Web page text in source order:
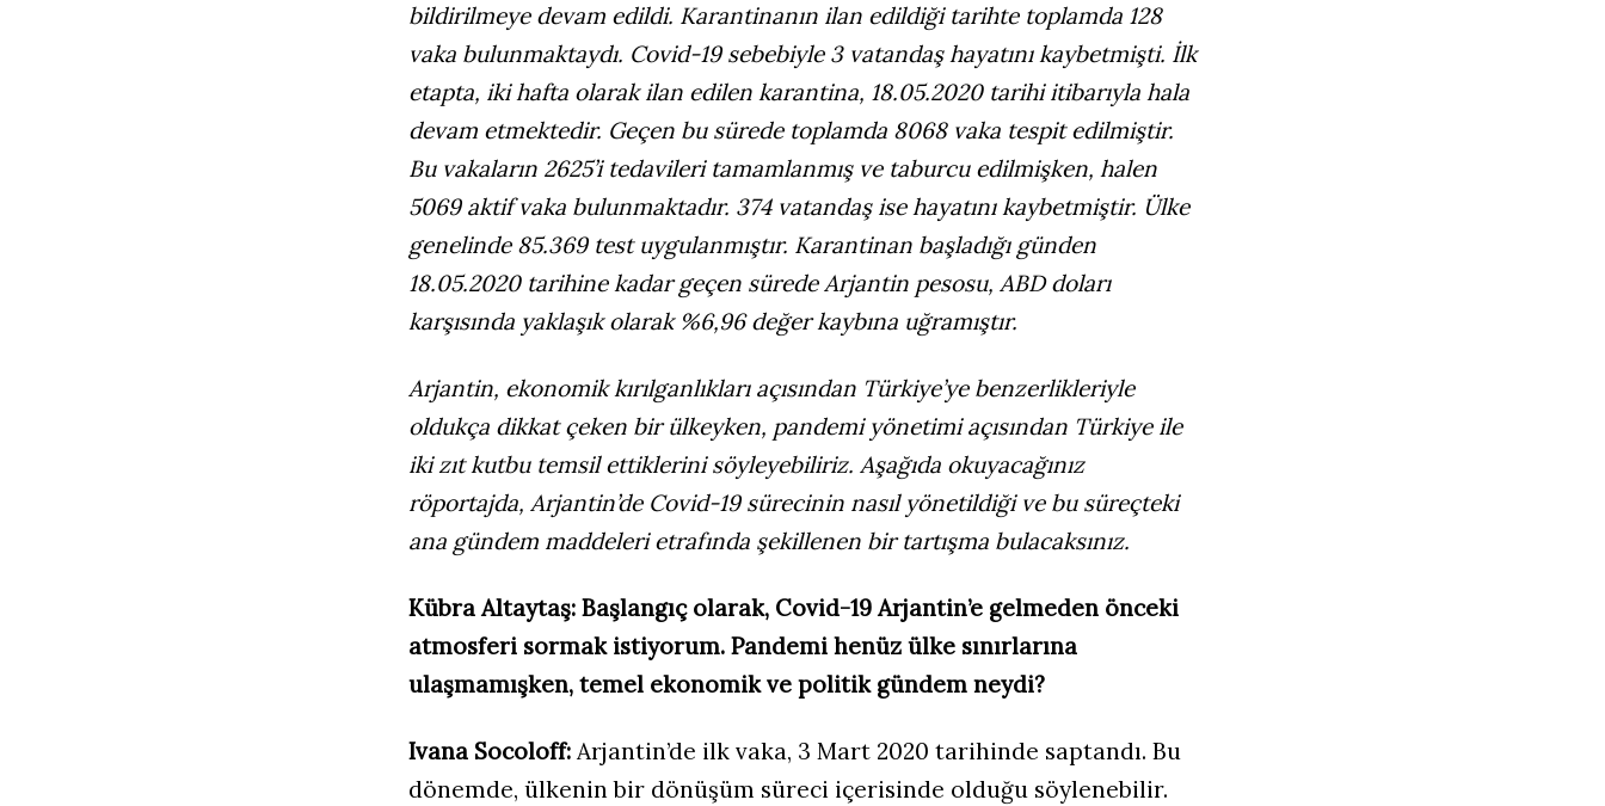
bildirilmeye devam edildi. Karantinanın ilan edildiği tarihte toplamda 128
vaka bulunmaktaydı. Covid-19 sebebiyle 3 vatandaş hayatını kaybetmişti. İlk
etapta, iki hafta olarak ilan edilen karantina, 18.05.2020 tarihi itibarıyla hala
devam etmektedir. Geçen bu sürede toplamda 8068 vaka tespit edilmiştir.
Bu vakaların 2625’i tedavileri tamamlanmış ve taburcu edilmişken, halen
5069 aktif vaka bulunmaktadır. 374 vatandaş ise hayatını kaybetmiştir. Ülke
genelinde 85.369 test uygulanmıştır. Karantinan başladığı günden
18.05.2020 tarihine kadar geçen sürede Arjantin pesosu, ABD doları
karşısında yaklaşık olarak %6,96 değer kaybına uğramıştır.
Arjantin, ekonomik kırılganlıkları açısından Türkiye’ye benzerlikleriyle
oldukça dikkat çeken bir ülkeyken, pandemi yönetimi açısından Türkiye ile
iki zıt kutbu temsil ettiklerini söyleyebiliriz. Aşağıda okuyacağınız
röportajda, Arjantin’de Covid-19 sürecinin nasıl yönetildiği ve bu süreçteki
ana gündem maddeleri etrafında şekillenen bir tartışma bulacaksınız.
Kübra Altaytaş: Başlangıç olarak, Covid-19 Arjantin’e gelmeden önceki
atmosferi sormak istiyorum. Pandemi henüz ülke sınırlarına
ulaşmamışken, temel ekonomik ve politik gündem neydi?
Ivana Socoloff: Arjantin’de ilk vaka, 3 Mart 2020 tarihinde saptandı. Bu
dönemde, ülkenin bir dönüşüm süreci içerisinde olduğu söylenebilir.